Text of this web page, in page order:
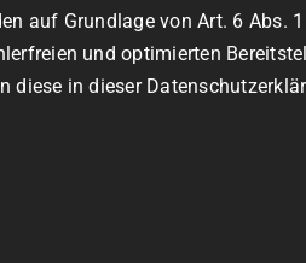
auf Grundlage von Art. 6 Abs.
und optimierten
diese in dieser